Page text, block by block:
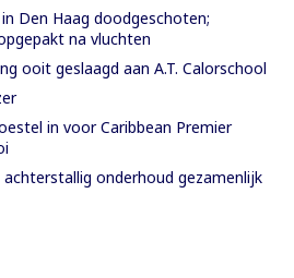
Den Haag doodgeschoten;
na vluchten
ooit geslaagd aan A.T. Calorschool
in voor Caribbean Premier
onderhoud gezamenlijk